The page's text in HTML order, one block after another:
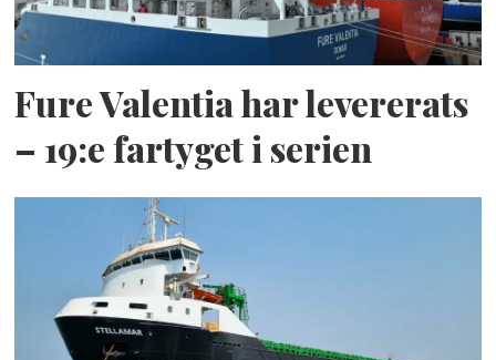
Fure Valentia har levererats
– 19:e fartyget i serien